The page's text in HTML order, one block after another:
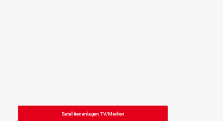
Satellitenanlagen TV/Medien